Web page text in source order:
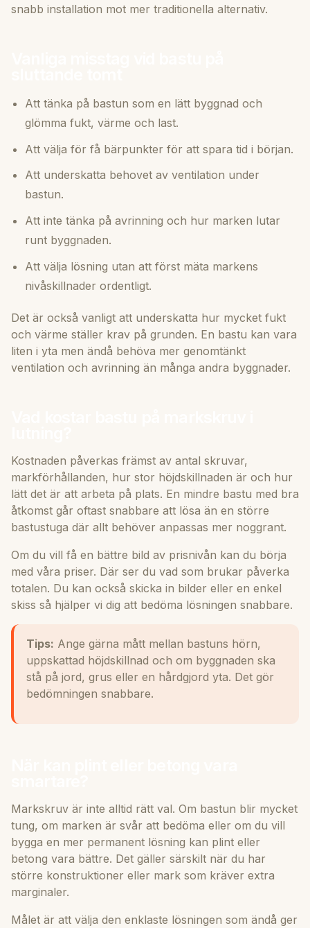
snabb installation mot mer traditionella alternativ.
Att tänka på bastun som en lätt byggnad och
glömma fukt, värme och last.
Att välja för få bärpunkter för att spara tid i början.
Att underskatta behovet av ventilation under
bastun.
Att inte tänka på avrinning och hur marken lutar
runt byggnaden.
Att välja lösning utan att först mäta markens
nivåskillnader ordentligt.
Det är också vanligt att underskatta hur mycket fukt
och värme ställer krav på grunden. En bastu kan vara
liten i yta men ändå behöva mer genomtänkt
ventilation och avrinning än många andra byggnader.
Kostnaden påverkas främst av antal skruvar,
markförhållanden, hur stor höjdskillnaden är och hur
lätt det är att arbeta på plats. En mindre bastu med bra
åtkomst går oftast snabbare att lösa än en större
bastustuga där allt behöver anpassas mer noggrant.
Om du vill få en bättre bild av prisnivån kan du börja
med våra priser. Där ser du vad som brukar påverka
totalen. Du kan också skicka in bilder eller en enkel
skiss så hjälper vi dig att bedöma lösningen snabbare.
Tips: Ange gärna mått mellan bastuns hörn,
uppskattad höjdskillnad och om byggnaden ska
stå på jord, grus eller en hårdgjord yta. Det gör
bedömningen snabbare.
Markskruv är inte alltid rätt val. Om bastun blir mycket
tung, om marken är svår att bedöma eller om du vill
bygga en mer permanent lösning kan plint eller
betong vara bättre. Det gäller särskilt när du har
större konstruktioner eller mark som kräver extra
marginaler.
Målet är att välja den enklaste lösningen som ändå ger